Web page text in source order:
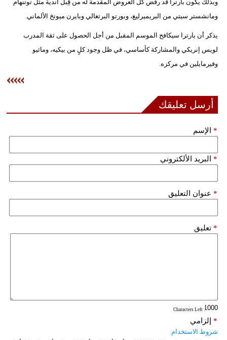
سيارات
وبذلك يكون بارترا قد رفض كل العروض المقدمة له من قِبل أندية مثل توتنهام
ومانشستر سيتي من البريميرليغ، وبورتو البرتغالي وبايرن ميونخ الألماني.
يذكر أن بارترا سيكافح الموسم المقبل من أجل الحصول على ثقة المدرب
لويس إنريكي والمشاركة كأساسي، في ظل وجود كلٍ من بيكيه، وماثيو
وفيرمايلين في مركزه.
أرسل تعليقك
الإسم *
البريد الألكتروني *
عنوان التعليق *
تعليق *
: Characters Left
إلزامي *
شروط الاستخدام